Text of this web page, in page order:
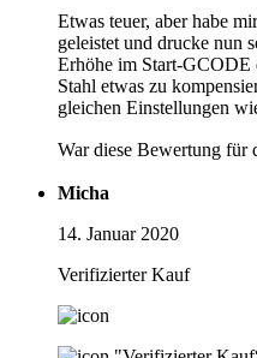
Etwas teuer, aber habe
geleistet und drucke nun
Erhöhe im Start-GCODE
Stahl etwas zu
gleichen Einstellungen
War diese Bewertung für
Micha
14. Januar 2020
Verifizierter Kauf